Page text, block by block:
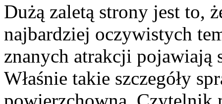
Dużą zaletą strony jest to,
najbardziej oczywistych
znanych atrakcji pojawiają
Właśnie takie szczegóły